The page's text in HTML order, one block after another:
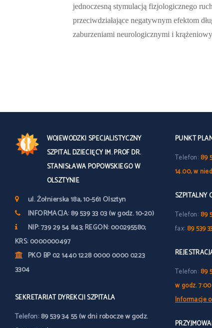
jednoczesną stymulacją fizjologicznego
przeciwdziałające negatywnym efektom
zaburzeniami neurologicznymi i
WOJEWÓDZKI SPECJALISTYCZNY
SZPITAL DZIECIĘCY IM. PROF DR.
STANISŁAWA POPOWSKIEGO W
OLSZTYNIE
ul. Żołnierska 18a, 10-561 Olsztyn
INFORMACJA: 89 539 33 03 (w godz. 10-20)
NIP: 739 29 54 843; REGON: 000295580;
KRS: 0000000497
PKO BP 02 1440 1228 0000 0000 0223
3304
SEKRETARIAT DYREKCJI SZPITALA
Telefon:89 539 34 55 (w dni robocze w godz.
PUNKT
Telefon: 89
14.00, w
SZPITALNY
Telefon: 89
fax: 89 539
Telefon: 89
w godz.
Informacje